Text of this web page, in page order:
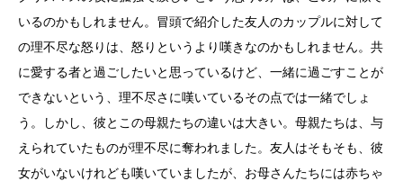
いるのかもしれません。冒頭で紹介した友人のカップルに対して
の理不尽な怒りは、怒りというより嘆きなのかもしれません。共
に愛する者と過ごしたいと思っているけど、一緒に過ごすことが
できないという、理不尽さに嘆いているその点では一緒でしょ
う。しかし、彼とこの母親たちの違いは大きい。母親たちは、与
えられていたものが理不尽に奪われました。友人はそもそも、彼
女がいないけれども嘆いていましたが、お母さんたちには赤ちゃ